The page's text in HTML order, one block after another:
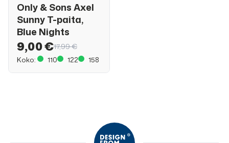
Only & Sons Axel
Sunny T-paita,
Blue Nights
9,00 €17,99 €
Koko:
110 122 158